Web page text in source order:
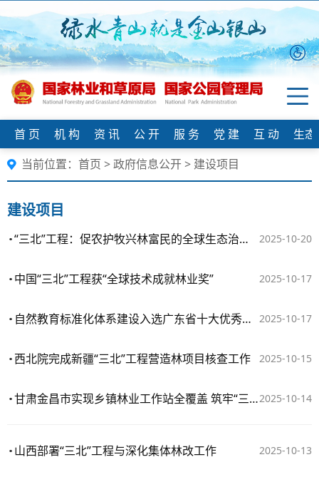
首 页 机 构 资 讯 公 开 服 务 党 建 互 动
生
当前位置： 首页 >政府信息公开>建设项目
建设项目
2025-10-20
“三北”工程：促农护牧兴林富民的全球生态治理典范
2025-10-17
中国“三北”工程获“全球技术成就林业奖”
2025-10-17
自然教育标准化体系建设入选广东省十大优秀案例
2025-10-15
西北院完成新疆“三北”工程营造林项目核查工作
2025-10-14
甘肃金昌市实现乡镇林业工作站全覆盖 筑牢“三北”工程区生态安全屏障
2025-10-13
山西部署“三北”工程与深化集体林改工作